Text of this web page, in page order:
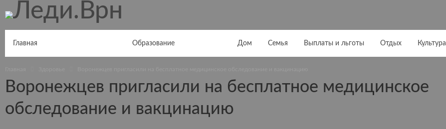
Главная Образование Дом Семья Выплаты и льготы Отдых Культура
Воронежцев пригласили на бесплатное медицинское
обследование и вакцинацию